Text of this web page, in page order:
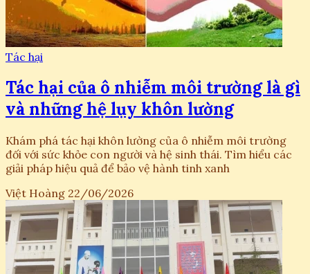
Tác hại
Tác hại của ô nhiễm môi trường là gì
và những hệ lụy khôn lường
Khám phá tác hại khôn lường của ô nhiễm môi trường
đối với sức khỏe con người và hệ sinh thái. Tìm hiểu các
giải pháp hiệu quả để bảo vệ hành tinh xanh
Việt Hoàng 22/06/2026